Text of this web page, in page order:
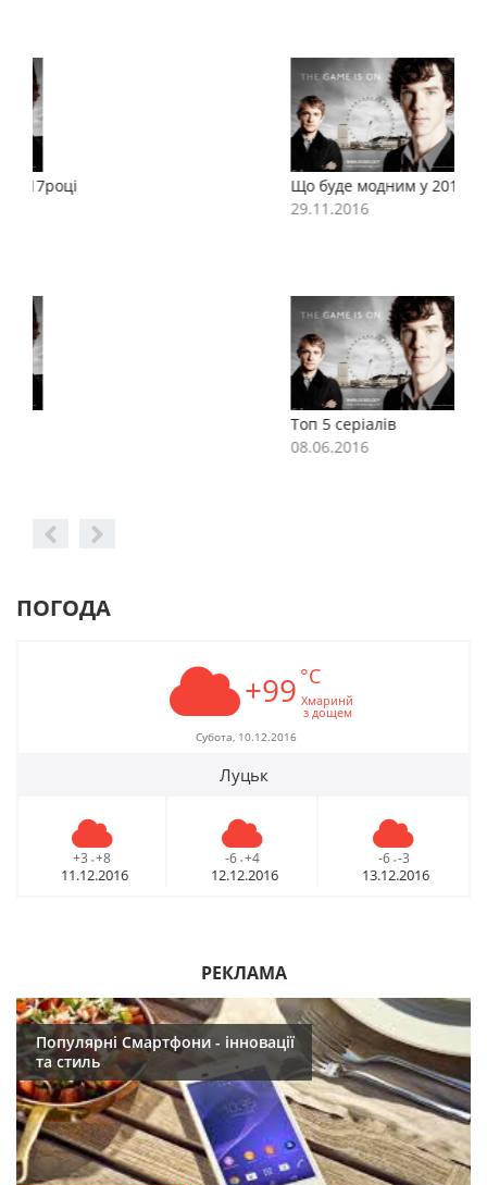
Що буде модним у 2017році
ПОГОДА
+99 °C
Хмаринй
з дощем
Субота, 10.12.2016
Луцьк
+3 - +8
11.12.2016
-6 - +4
12.12.2016
-6 - -3
13.12.2016
РЕКЛАМА
Популярні Смартфони - інновації
та стиль